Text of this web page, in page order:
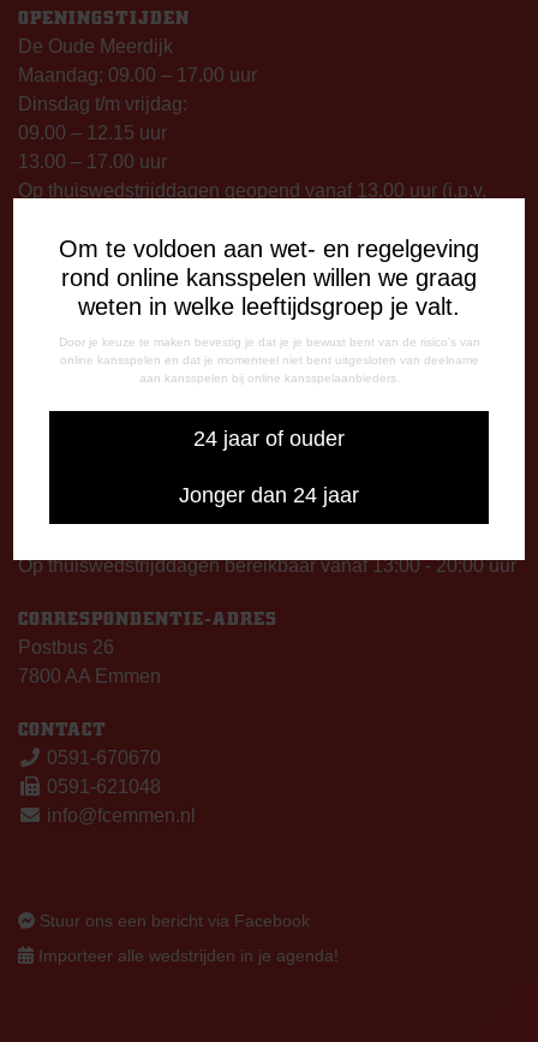
Om te voldoen aan wet- en regelgeving
rond online kansspelen willen we graag
weten in welke leeftijdsgroep je valt.
Door je keuze te maken bevestig je dat je je bewust bent van de risico's van
online kansspelen en dat je momenteel niet bent uitgesloten van deelname
aan kansspelen bij online kansspelaanbieders.
24 jaar of ouder
Jonger dan 24 jaar
OPENINGSTIJDEN
De Oude Meerdijk
Maandag: 09.00 – 17.00 uur
Dinsdag t/m vrijdag:
09.00 – 12.15 uur
13.00 – 17.00 uur
Op thuiswedstrijddagen geopend vanaf 13.00 uur (i.p.v.
TELEFONISCHE BEREIKBAARHEID
Telefonisch bereikbaar op:
Dinsdag
09:00 - 12:15 uur
Op thuiswedstrijddagen bereikbaar vanaf 13:00 - 20:00 uur
CORRESPONDENTIE-ADRES
Postbus 26
7800 AA Emmen
CONTACT
0591-670670
0591-621048
info@fcemmen.nl
Stuur ons een bericht via Facebook
Importeer alle wedstrijden in je agenda!